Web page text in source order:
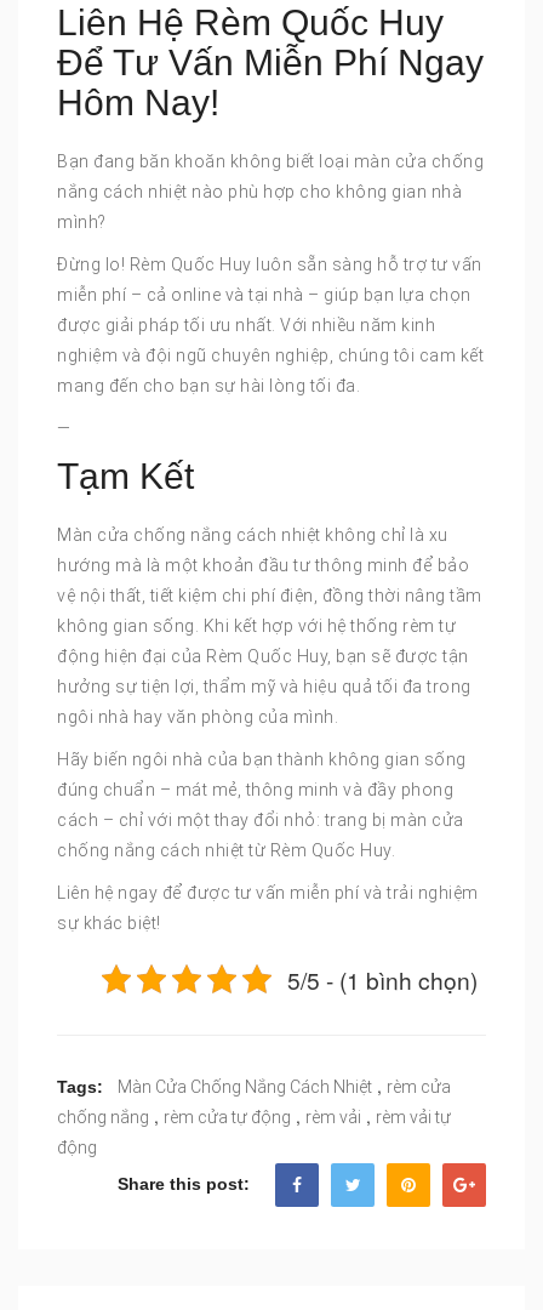
Liên Hệ Rèm Quốc Huy
Để Tư Vấn Miễn Phí Ngay
Hôm Nay!
Bạn đang băn khoăn không biết loại màn cửa chống
nắng cách nhiệt nào phù hợp cho không gian nhà
mình?
Đừng lo! Rèm Quốc Huy luôn sẵn sàng hỗ trợ tư vấn
miễn phí – cả online và tại nhà – giúp bạn lựa chọn
được giải pháp tối ưu nhất. Với nhiều năm kinh
nghiệm và đội ngũ chuyên nghiệp, chúng tôi cam kết
mang đến cho bạn sự hài lòng tối đa.
—
Tạm Kết
Màn cửa chống nắng cách nhiệt không chỉ là xu
hướng mà là một khoản đầu tư thông minh để bảo
vệ nội thất, tiết kiệm chi phí điện, đồng thời nâng tầm
không gian sống. Khi kết hợp với hệ thống rèm tự
động hiện đại của Rèm Quốc Huy, bạn sẽ được tận
hưởng sự tiện lợi, thẩm mỹ và hiệu quả tối đa trong
ngôi nhà hay văn phòng của mình.
Hãy biến ngôi nhà của bạn thành không gian sống
đúng chuẩn – mát mẻ, thông minh và đầy phong
cách – chỉ với một thay đổi nhỏ: trang bị màn cửa
chống nắng cách nhiệt từ Rèm Quốc Huy.
Liên hệ ngay để được tư vấn miễn phí và trải nghiệm
sự khác biệt!
5/5 - (1 bình chọn)
Tags: Màn Cửa Chống Nắng Cách Nhiệt , rèm cửa
chống nắng , rèm cửa tự động , rèm vải , rèm vải tự
động
Share this post: